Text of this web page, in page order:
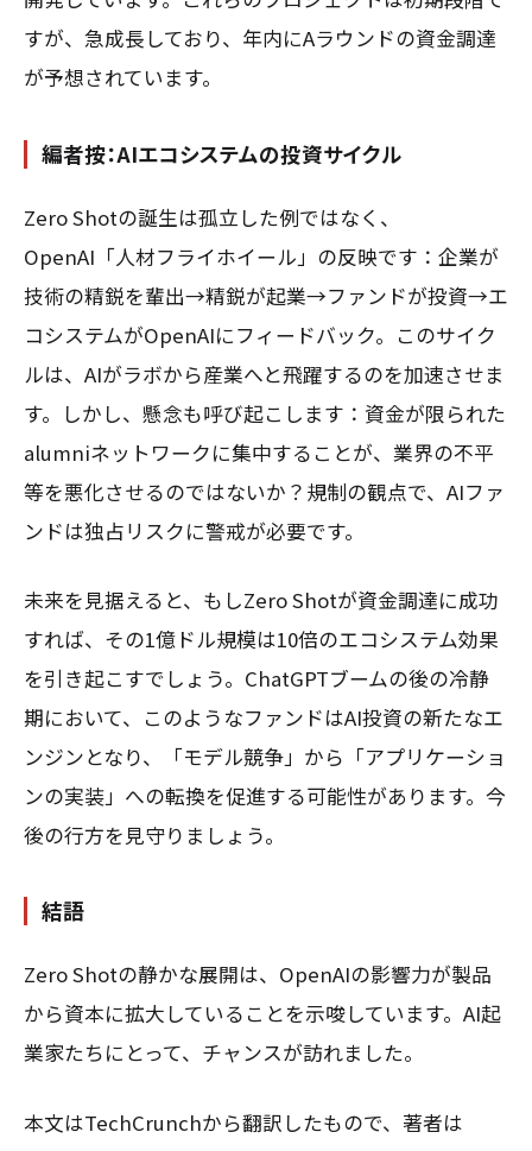
すが、急成長しており、年内にAラウンドの資金調達
が予想されています。
編者按：AIエコシステムの投資サイクル
Zero Shotの誕生は孤立した例ではなく、
OpenAI「人材フライホイール」の反映です：企業が
技術の精鋭を輩出→精鋭が起業→ファンドが投資→エ
コシステムがOpenAIにフィードバック。このサイク
ルは、AIがラボから産業へと飛躍するのを加速させま
す。しかし、懸念も呼び起こします：資金が限られた
alumniネットワークに集中することが、業界の不平
等を悪化させるのではないか？規制の観点で、AIファ
ンドは独占リスクに警戒が必要です。
未来を見据えると、もしZero Shotが資金調達に成功
すれば、その1億ドル規模は10倍のエコシステム効果
を引き起こすでしょう。ChatGPTブームの後の冷静
期において、このようなファンドはAI投資の新たなエ
ンジンとなり、「モデル競争」から「アプリケーショ
ンの実装」への転換を促進する可能性があります。今
後の行方を見守りましょう。
結語
Zero Shotの静かな展開は、OpenAIの影響力が製品
から資本に拡大していることを示唆しています。AI起
業家たちにとって、チャンスが訪れました。
本文はTechCrunchから翻訳したもので、著者は